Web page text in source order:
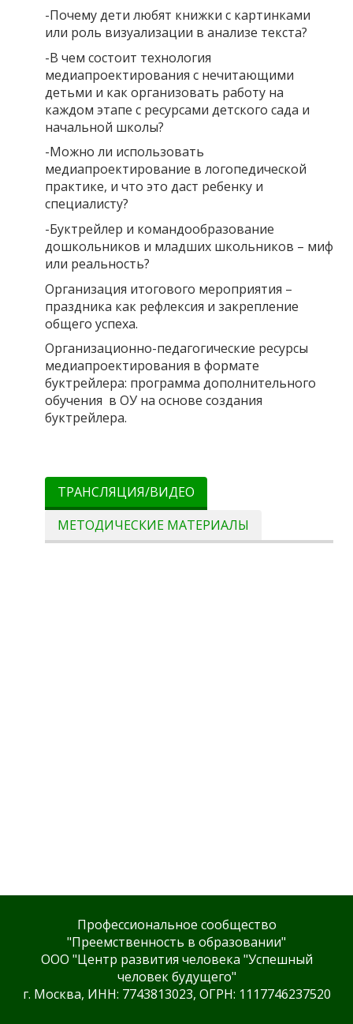
-Почему дети любят книжки с картинками
или роль визуализации в анализе текста?
-В чем состоит технология
медиапроектирования с нечитающими
детьми и как организовать работу на
каждом этапе с ресурсами детского сада и
начальной школы?
-Можно ли использовать
медиапроектирование в логопедической
практике, и что это даст ребенку и
специалисту?
-Буктрейлер и командообразование
дошкольников и младших школьников – миф
или реальность?
Организация итогового мероприятия –
праздника как рефлексия и закрепление
общего успеха.
Организационно-педагогические ресурсы
медиапроектирования в формате
буктрейлера: программа дополнительного
обучения в ОУ на основе создания
буктрейлера.
ТРАНСЛЯЦИЯ/ВИДЕО
МЕТОДИЧЕСКИЕ МАТЕРИАЛЫ
Профессиональное сообщество
"Преемственность в образовании"
ООО "Центр развития человека "Успешный
человек будущего"
г. Москва, ИНН: 7743813023, ОГРН: 1117746237520